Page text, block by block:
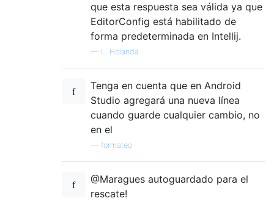
que esta respuesta sea válida ya que
EditorConfig está habilitado de
forma predeterminada en Intellij.
— L. Holanda
Tenga en cuenta que en Android
Studio agregará una nueva línea
cuando guarde cualquier cambio, no
en el
formateo
@Maragues autoguardado para el
rescate!